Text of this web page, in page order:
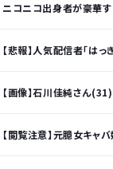
ニコニコ出身者が豪華
【悲報】人気配信者「は
【画像】石川佳純さん(31)
【閲覧注意】元臆女キャ